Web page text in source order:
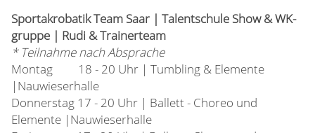
Sportakrobatik Team Saar | Talentschule Show & WK-
gruppe | Rudi & Trainerteam
* Teilnahme nach Absprache
Montag 18 - 20 Uhr | Tumbling & Elemente
|Nauwieserhalle
Donnerstag 17 - 20 Uhr | Ballett - Choreo und
Elemente |Nauwieserhalle